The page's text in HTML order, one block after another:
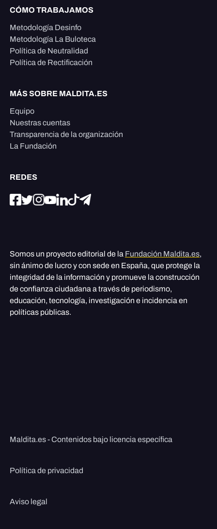
CÓMO TRABAJAMOS
Metodología Desinfo
Metodología La Buloteca
Política de Neutralidad
Política de Rectificación
MÁS SOBRE MALDITA.ES
Equipo
Nuestras cuentas
Transparencia de la organización
La Fundación
REDES
Somos un proyecto editorial de la Fundación Maldita.es,
sin ánimo de lucro y con sede en España, que protege la
integridad de la información y promueve la construcción
de confianza ciudadana a través de periodismo,
educación, tecnología, investigación e incidencia en
políticas públicas.
Maldita.es - Contenidos bajo licencia específica
Política de privacidad
Aviso legal